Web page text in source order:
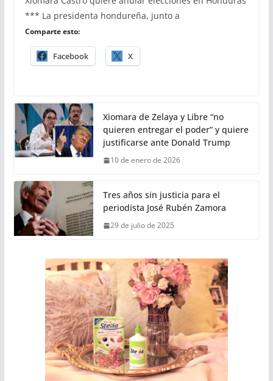
*** La presidenta hondureña, junto a
Comparte esto:
Facebook X
Xiomara de Zelaya y Libre “no
quieren entregar el poder” y quiere
justificarse ante Donald Trump
10 de enero de 2026
Tres años sin justicia para el
periodista José Rubén Zamora
29 de julio de 2025